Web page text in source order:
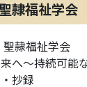
隷福祉学会
隷福祉学会
へ～持続可能
抄録